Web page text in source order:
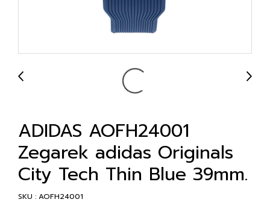
ADIDAS AOFH24001
Zegarek adidas Originals
City Tech Thin Blue 39mm.
SKU : AOFH24001